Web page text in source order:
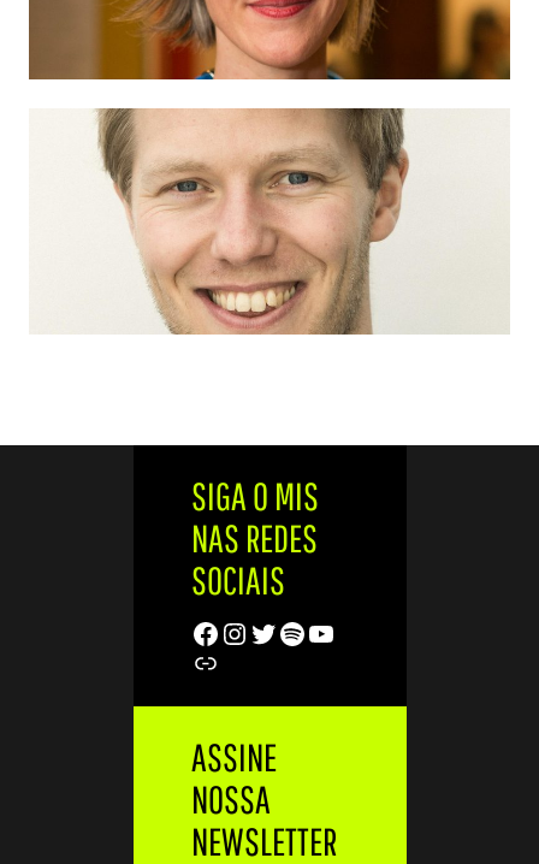
SIGA O MIS
NAS REDES
SOCIAIS
Facebook
Instagram
Twitter
Spotify
Youtube
Trip Advisor
ASSINE
NOSSA
NEWSLETTER